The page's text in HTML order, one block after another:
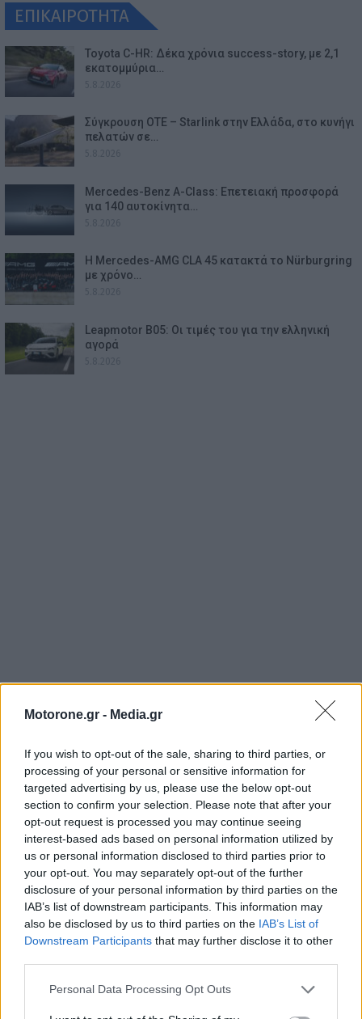
Motorone.gr - Media.gr
If you wish to opt-out of the sale, sharing to third parties, or
processing of your personal or sensitive information for
targeted advertising by us, please use the below opt-out
section to confirm your selection. Please note that after your
opt-out request is processed you may continue seeing
interest-based ads based on personal information utilized by
us or personal information disclosed to third parties prior to
your opt-out. You may separately opt-out of the further
disclosure of your personal information by third parties on the
IAB’s list of downstream participants. This information may
also be disclosed by us to third parties on the IAB’s List of
Downstream Participants that may further disclose it to other
Personal Data Processing Opt Outs
ΕΠΙΚΑΙΡΟΤΗΤΑ
Toyota C-HR: Δέκα χρόνια success-story, με 2,1
εκατομμύρια…
Σύγκρουση ΟΤΕ – Starlink στην Ελλάδα, στο κυνήγι
πελατών σε…
Mercedes-Benz A-Class: Επετειακή προσφορά
για 140 αυτοκίνητα…
Η Mercedes-AMG CLA 45 κατακτά το Nürburgring
με χρόνο…
Leapmotor B05: Οι τιμές του για την ελληνική
αγορά
WEBTV
Η Mercedes-AMG CLA 45 κατακτά το
Nürburgring με χρόνο – ρεκόρ στην
κατηγορία (Video)